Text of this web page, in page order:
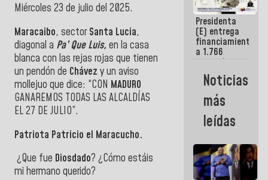
Miércoles 23 de julio del 2025.
Maracaibo, sectorSanta Lucia,
diagonal a Pa’ Que Luis, en la casa
blanca con las rejas rojas que tienen
un pendón de Chávez y un aviso
mollejuo que dice: “CON MADURO
GANAREMOS TODAS LAS ALCALDÍAS
EL 27 DE JULIO”.
Patriota Patricio el Maracucho.
¿Que fue Diosdado? ¿Cómo estáis
mi hermano querido?
acompañada
por el
Gobierno
Nacional
Presidenta
(E) entrega
financiamientos
a 1.766
comerciantes
emprendedores
afectados
por
terremotos
Noticias
más
leídas